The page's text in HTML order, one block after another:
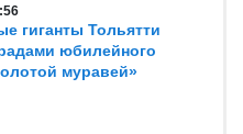
гиганты Тольятти
юбилейного
муравей»